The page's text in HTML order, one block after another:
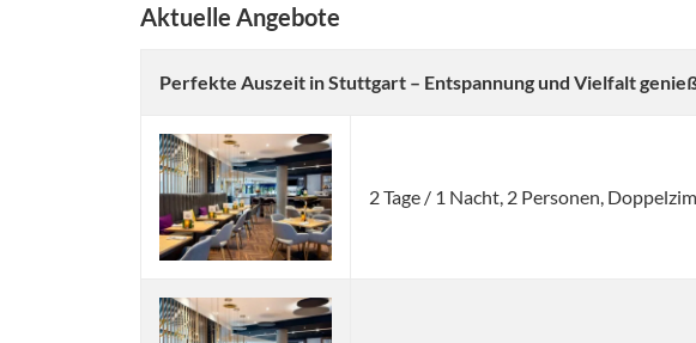
Aktuelle Angebote
Perfekte Auszeit in Stuttgart – Entspannung und Vielfalt
2 Tage / 1 Nacht, 2 Personen,